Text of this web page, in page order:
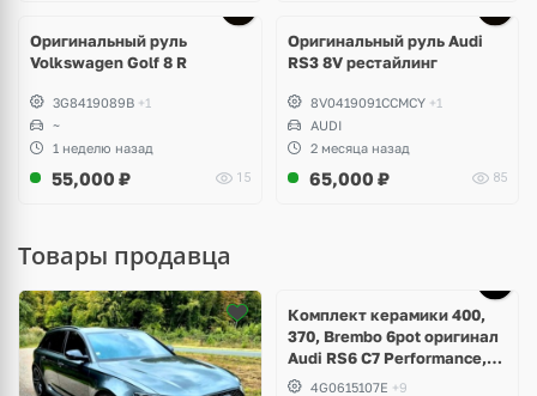
Оригинальный руль
Volkswagen Golf 8 R
3G8419089B +1
~
1 неделю назад
55,000 ₽ 15
Оригинальный руль Audi
RS3 8V рестайлинг
8V0419091CCMCY +1
AUDI
2 месяца назад
65,000 ₽ 85
Товары продавца
5 фото
Комплект керамики 400,
370, Brembo 6pot оригинал
Audi RS6 C7 Performance,
RS7 V8 4.0 TFSI
4G0615107E +9